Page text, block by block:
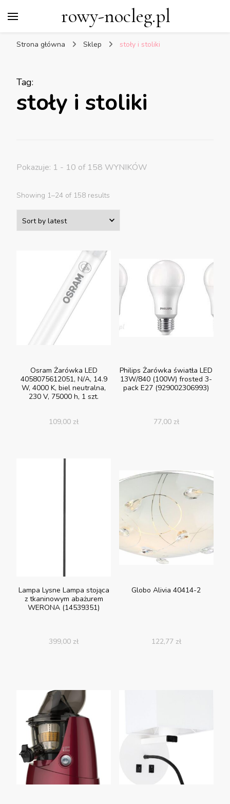
rowy-nocleg.pl
Strona główna Sklep stoły i stoliki
Tag:
stoły i stoliki
Pokazuje: 1 - 10 of 158 WYNIKÓW
Showing 1–24 of 158 results
Osram Żarówka LED
4058075612051, N/A, 14.9
W, 4000 K, biel neutralna,
230 V, 75000 h, 1 szt.
109,00 zł
Philips Żarówka światła LED
13W/840 (100W) frosted 3-
pack E27 (929002306993)
77,00 zł
Lampa Lysne Lampa stojąca
z tkaninowym abażurem
WERONA (14539351)
399,00 zł
Globo Alivia 40414-2
122,77 zł